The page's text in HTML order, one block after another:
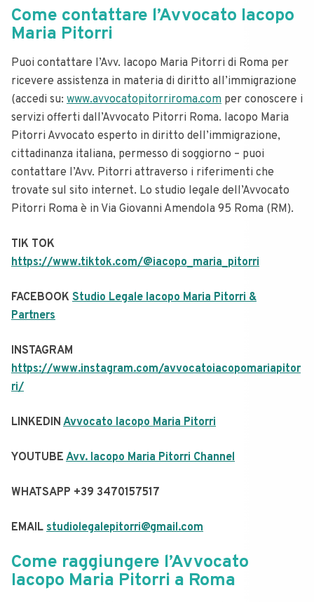
Come contattare l’Avvocato Iacopo
Maria Pitorri
Puoi contattare l’Avv. Iacopo Maria Pitorri di Roma per
ricevere assistenza in materia di diritto all’immigrazione
(accedi su: www.avvocatopitorriroma.com per conoscere i
servizi offerti dall’Avvocato Pitorri Roma. Iacopo Maria
Pitorri Avvocato esperto in diritto dell’immigrazione,
cittadinanza italiana, permesso di soggiorno – puoi
contattare l’Avv. Pitorri attraverso i riferimenti che
trovate sul sito internet. Lo studio legale dell’Avvocato
Pitorri Roma è in Via Giovanni Amendola 95 Roma (RM).
TIK TOK
https://www.tiktok.com/@iacopo_maria_pitorri
FACEBOOK Studio Legale Iacopo Maria Pitorri &
Partners
INSTAGRAM
https://www.instagram.com/avvocatoiacopomariapitor
ri/
LINKEDIN Avvocato Iacopo Maria Pitorri
YOUTUBE ​​ Avv. Iacopo Maria Pitorri Channel
WHATSAPP +39 3470157517
EMAIL studiolegalepitorri@gmail.com
Come raggiungere l’Avvocato
Iacopo Maria Pitorri a Roma